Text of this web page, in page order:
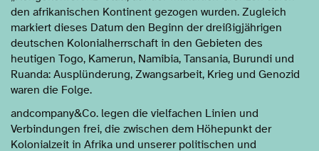
den afrikanischen Kontinent gezogen wurden. Zugleich
markiert dieses Datum den Beginn der dreißigjährigen
deutschen Kolonialherrschaft in den Gebieten des
heutigen Togo, Kamerun, Namibia, Tansania, Burundi und
Ruanda: Ausplünderung, Zwangsarbeit, Krieg und Genozid
waren die Folge.
andcompany&Co. legen die vielfachen Linien und
Verbindungen frei, die zwischen dem Höhepunkt der
Kolonialzeit in Afrika und unserer politischen und